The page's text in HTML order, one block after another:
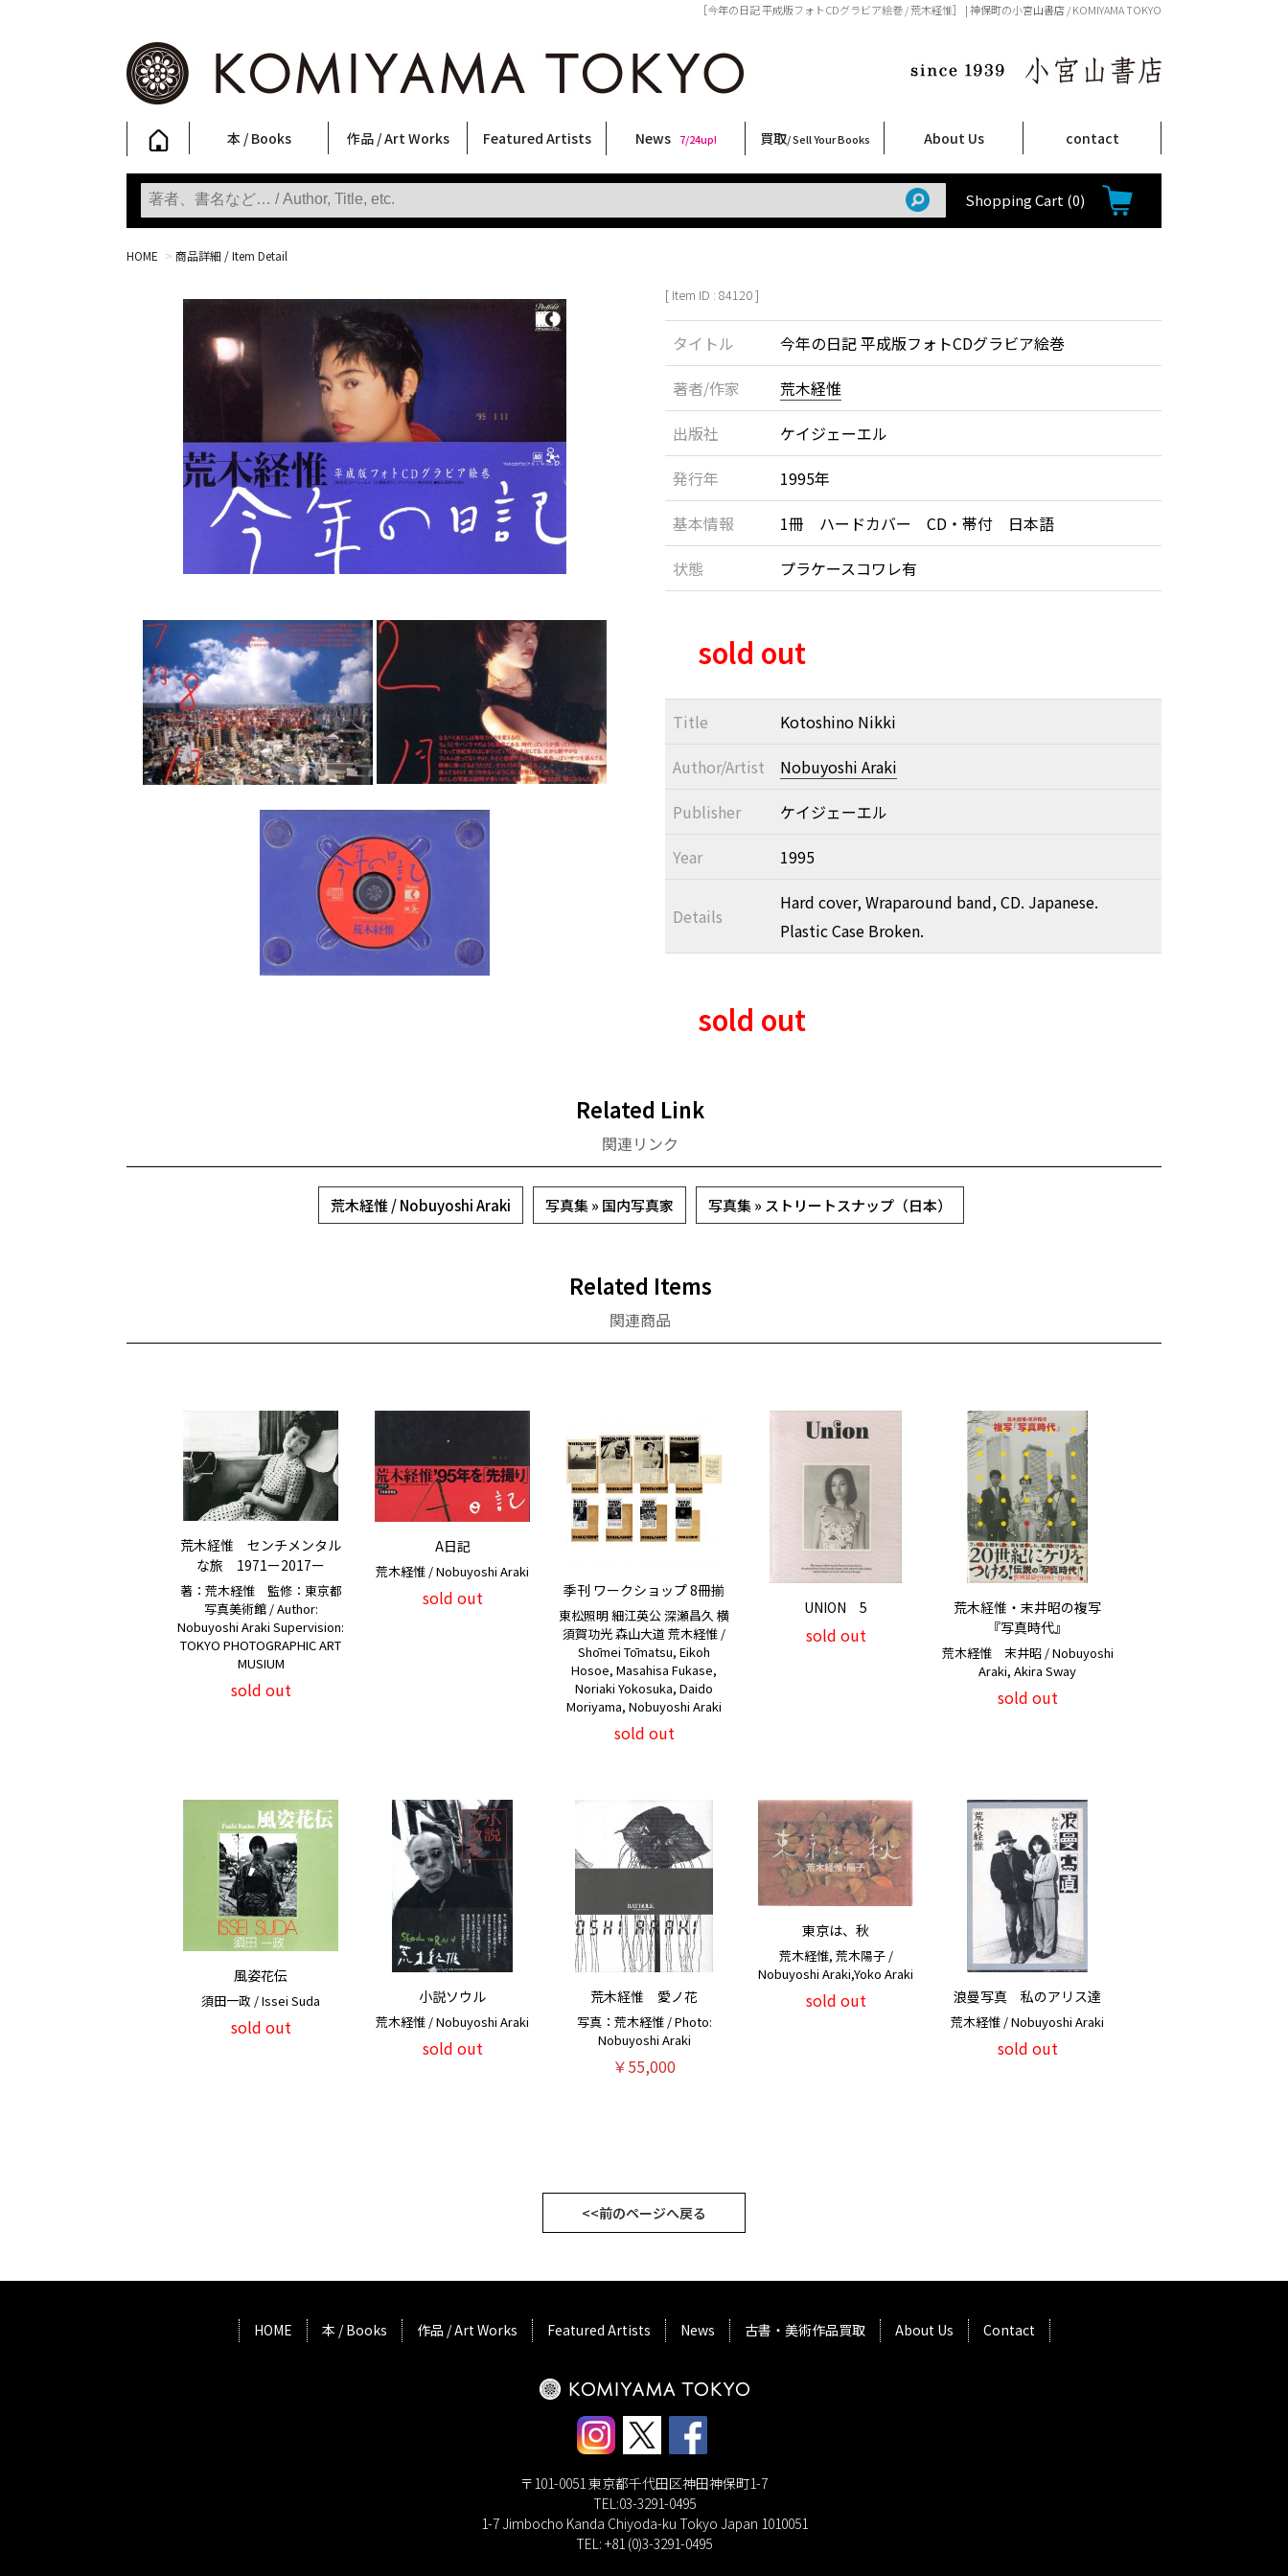
［今年の日記 平成版フォトCDグラビア絵巻 / 荒木経惟］ | 神保町の小宮山書店 / KOMIYAMA TOKYO
本 / Books
写真集
Photobooks
ファッション
Fashion
アート / 美術
Art
文学・人文
Literature & Humanities
日本文化
Japanese Culture
新刊
New Books
SALE
SALE
作品 / Art Works
フォトグラフィー
Photography
ポスター
Posters
ストリートアート
Street Art
立体・その他
Sculptures / etc
アートワークス
Art Works
Primary Artworks
KOMIYAMA TOKYO ART LABEL
版画
Prints
Featured Artists
稲嶺啓一(東風終)
村田言恵
丸岡和吾
Rico Casella
キム・ロートン
菅谷晋一
柴田亜美
内藤啓介
CHRIS
林月光
大類信
秋赤音
COOKIE
三島由紀夫
内藤ルネ
横尾忠則
春川ナミオ
三島剛
大西洋介
須藤昌人
佐伯俊男
二本木里美
森山大道
天野タケル
北島敬三
News 7/24up!
新着・おすすめ商品 9/7up!
フェア・イベント情報 7/24up!
お店からのお知らせ 6/1up!
買取/ Sell Your Books
買取ブログ
買取専用フォーム
古書 / 古本の買取
美術品の買取
出張買取について
宅配買取について
店頭買取について
よくある質問
About Us
店舗案内
Shop Infomation
ご注文について
How to Order
特定商取引法に関する表示
プライバシーポリシー
contact
Shopping Cart (0)
HOME > 商品詳細 / Item Detail
[ Item ID : 84120 ]
タイトル
今年の日記 平成版フォトCDグラビア絵巻
著者/作家
荒木経惟
出版社
ケイジェーエル
発行年
1995年
基本情報
1冊 ハードカバー CD・帯付 日本語
状態
プラケースコワレ有
sold out
Title
Kotoshino Nikki
Author/Artist
Nobuyoshi Araki
Publisher
ケイジェーエル
Year
1995
Details
Hard cover, Wraparound band, CD. Japanese.
Plastic Case Broken.
sold out
Related Link
関連リンク
荒木経惟 / Nobuyoshi Araki 写真集 » 国内写真家 写真集 » ストリートスナップ（日本）
Related Items
関連商品
荒木経惟 センチメンタル
な旅 1971ー2017ー
著：荒木経惟 監修：東京都
写真美術館 / Author:
Nobuyoshi Araki Supervision:
TOKYO PHOTOGRAPHIC ART
MUSIUM
sold out
A日記
荒木経惟 / Nobuyoshi Araki
sold out 季刊 ワークショップ 8冊揃
東松照明 細江英公 深瀬昌久 横
須賀功光 森山大道 荒木経惟 /
Shōmei Tōmatsu, Eikoh
Hosoe, Masahisa Fukase,
Noriaki Yokosuka, Daido
Moriyama, Nobuyoshi Araki
sold out
UNION 5
sold out
荒木経惟・末井昭の複写
『写真時代』
荒木経惟 末井昭 / Nobuyoshi
Araki, Akira Sway
sold out
風姿花伝
須田一政 / Issei Suda
sold out
小説ソウル
荒木経惟 / Nobuyoshi Araki
sold out
荒木経惟 愛ノ花
写真：荒木経惟 / Photo:
Nobuyoshi Araki
￥55,000
東京は、秋
荒木経惟, 荒木陽子 /
Nobuyoshi Araki,Yoko Araki
sold out 浪曼写真 私のアリス達
荒木経惟 / Nobuyoshi Araki
sold out
<<前のページへ戻る
HOME 本 / Books 作品 / Art Works Featured Artists News 古書・美術作品買取 About Us Contact
〒101-0051 東京都千代田区神田神保町1-7
TEL:03-3291-0495
1-7 Jimbocho Kanda Chiyoda-ku Tokyo Japan 1010051
TEL: +81 (0)3-3291-0495